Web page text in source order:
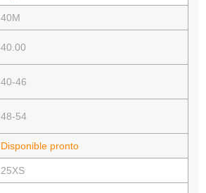
40M
40.00
40-46
48-54
Disponible pronto
25XS